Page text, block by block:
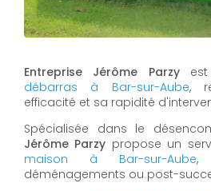
Entreprise Jérôme Parzyest
débarras à Bar-sur-Aube,
efficacité et sa rapidité
Spécialisée dans le
Jérôme Parzy propose un
maison à Bar-sur-Aube,
déménagements ou post-